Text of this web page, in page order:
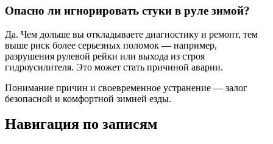
Опасно ли игнорировать стуки в руле зимой?
Да. Чем дольше вы откладываете диагностику и ремонт, тем
выше риск более серьезных поломок — например,
разрушения рулевой рейки или выхода из строя
гидроусилителя. Это может стать причиной аварии.
Понимание причин и своевременное устранение — залог
безопасной и комфортной зимней езды.
Навигация по записям